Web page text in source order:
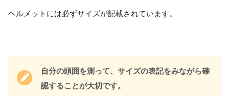
ヘルメットには必ずサイズが記載されています。
自分の頭囲を測って、サイズの表記をみながら確
認することが大切です。